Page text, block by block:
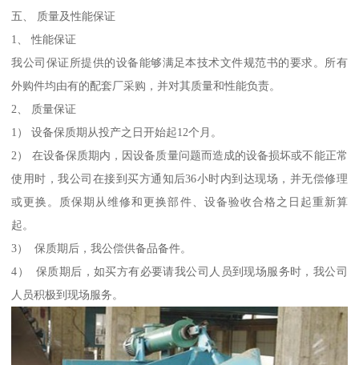
五、 质量及性能保证
1、 性能保证
我公司保证所提供的设备能够满足本技术文件规范书的要求。所有
外购件均由有的配套厂采购，并对其质量和性能负责。
2、 质量保证
1） 设备保质期从投产之日开始起12个月。
2） 在设备保质期内，因设备质量问题而造成的设备损坏或不能正常
使用时，我公司在接到买方通知后36小时内到达现场，并无偿修理
或更换。质保期从维修和更换部件、设备验收合格之日起重新算
起。
3） 保质期后，我公偿供备品备件。
4） 保质期后，如买方有必要请我公司人员到现场服务时，我公司
人员积极到现场服务。